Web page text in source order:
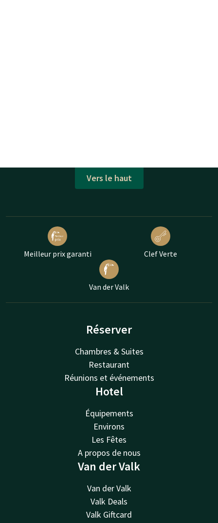
Vers le haut
Meilleur prix garanti Clef Verte
Van der Valk
Réserver
Chambres & Suites
Restaurant
Réunions et événements
Hotel
Équipements
Environs
Les Fêtes
A propos de nous
Van der Valk
Van der Valk
Valk Deals
Valk Giftcard